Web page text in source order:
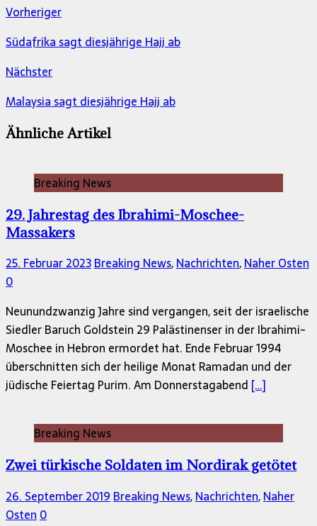
Vorheriger
Südafrika sagt diesjährige Hajj ab
Nächster
Malaysia sagt diesjährige Hajj ab
Ähnliche Artikel
Breaking News
29. Jahrestag des Ibrahimi-Moschee-
Massakers
25. Februar 2023Breaking News,Nachrichten,Naher Osten
0
Neunundzwanzig Jahre sind vergangen, seit der israelische
Siedler Baruch Goldstein 29 Palästinenser in der Ibrahimi-
Moschee in Hebron ermordet hat. Ende Februar 1994
überschnitten sich der heilige Monat Ramadan und der
jüdische Feiertag Purim. Am Donnerstagabend […]
Breaking News
Zwei türkische Soldaten im Nordirak getötet
26. September 2019 Breaking News,Nachrichten,Naher
Osten 0